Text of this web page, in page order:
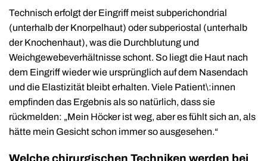
Technisch erfolgt der Eingriff meist subperichondrial
(unterhalb der Knorpelhaut) oder subperiostal (unterhalb
der Knochenhaut), was die Durchblutung und
Weichgewebeverhältnisse schont. So liegt die Haut nach
dem Eingriff wieder wie ursprünglich auf dem Nasendach
und die Elastizität bleibt erhalten. Viele Patient\:innen
empfinden das Ergebnis als so natürlich, dass sie
rückmelden: „Mein Höcker ist weg, aber es fühlt sich an, als
hätte mein Gesicht schon immer so ausgesehen.“
Welche chirurgischen Techniken werden bei